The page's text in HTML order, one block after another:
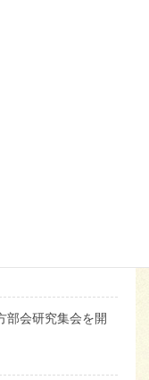
部会研究集会を開